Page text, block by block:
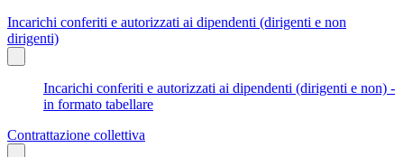
Incarichi conferiti e autorizzati ai dipendenti (dirigenti e non
dirigenti)
Incarichi conferiti e autorizzati ai dipendenti (dirigenti e non) -
in formato tabellare
Contrattazione collettiva